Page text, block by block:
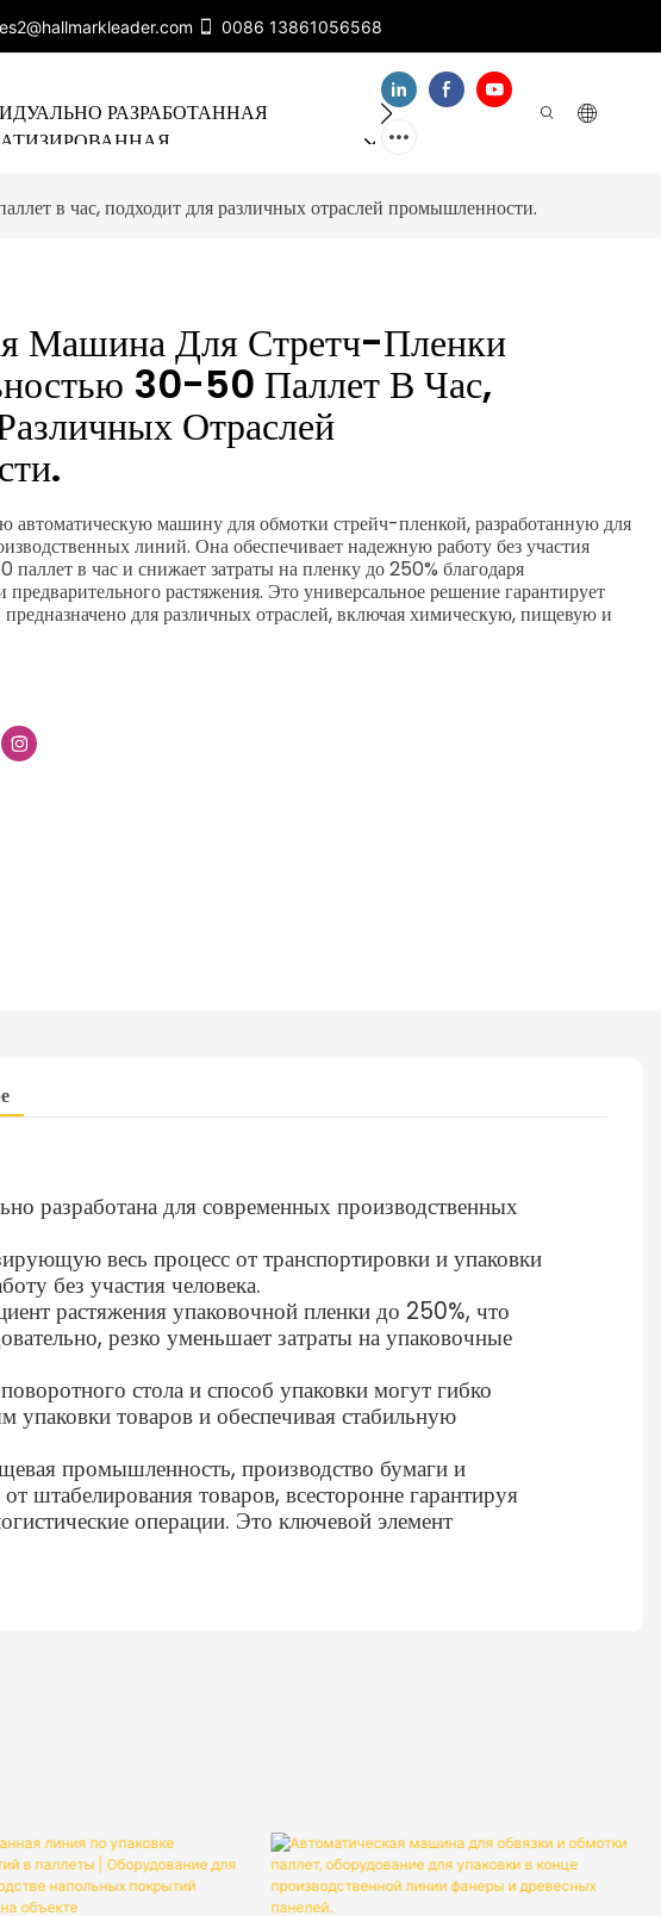
0086 13861056568
РАЗРАБОТАННАЯ
О НАС БАНДА
в час, подходит для различных отраслей промышленности.
Машина Для Стретч-Пленки
30-50 Паллет В Час,
Отраслей
автоматическую машину для обмотки стрейч-пленкой, разработанную для
линий. Она обеспечивает надежную работу без участия
паллет в час и снижает затраты на пленку до 250% благодаря
предварительного растяжения. Это универсальное решение гарантирует
для различных отраслей, включая химическую, пищевую и
разработана для современных производственных
весь процесс от транспортировки и упаковки
без участия человека.
растяжения упаковочной пленки до 250%, что
резко уменьшает затраты на упаковочные
стола и способ упаковки могут гибко
упаковки товаров и обеспечивая стабильную
промышленность, производство бумаги и
штабелирования товаров, всесторонне гарантируя
операции. Это ключевой элемент